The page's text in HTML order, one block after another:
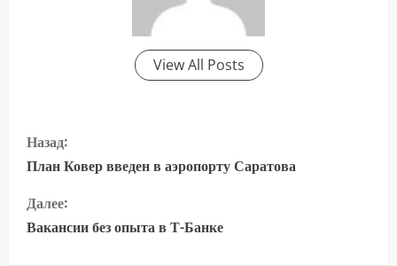
View All Posts
П
р
о
д
Назад:
План Ковер введен в аэропорту Саратова
Далее:
Вакансии без опыта в Т-Банке